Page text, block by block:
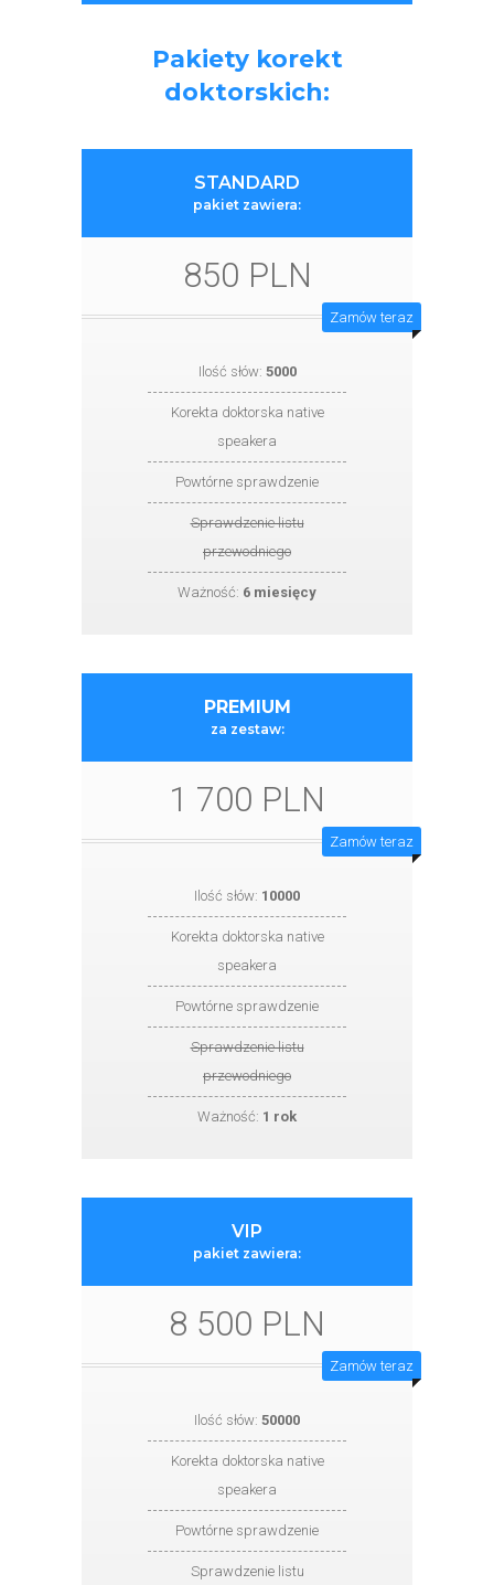
Pakiety korekt
doktorskich:
STANDARD
pakiet zawiera:
850 PLN
Zamów teraz
Ilość słów: 5000
Korekta doktorska native
speakera
Powtórne sprawdzenie
Sprawdzenie listu
przewodniego
Ważność: 6 miesięcy
PREMIUM
za zestaw:
1 700 PLN
Zamów teraz
Ilość słów: 10000
Korekta doktorska native
speakera
Powtórne sprawdzenie
Sprawdzenie listu
przewodniego
Ważność: 1 rok
VIP
pakiet zawiera:
8 500 PLN
Zamów teraz
Ilość słów: 50000
Korekta doktorska native
speakera
Powtórne sprawdzenie
Sprawdzenie listu